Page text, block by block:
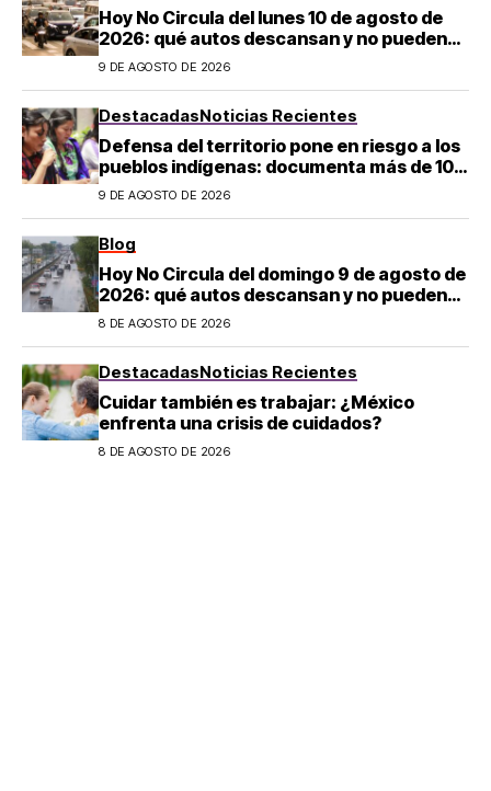
Hoy No Circula del lunes 10 de agosto de
2026: qué autos descansan y no pueden
salir en CDMX y el Estado de México; estos
9 DE AGOSTO DE 2026
DestacadasNoticias Recientes
Defensa del territorio pone en riesgo a los
pueblos indígenas: documenta más de 100
desapariciones
9 DE AGOSTO DE 2026
Blog
Hoy No Circula del domingo 9 de agosto de
2026: qué autos descansan y no pueden
salir en CDMX y el Estado de México; estos
8 DE AGOSTO DE 2026
DestacadasNoticias Recientes
Cuidar también es trabajar: ¿México
enfrenta una crisis de cuidados?
8 DE AGOSTO DE 2026